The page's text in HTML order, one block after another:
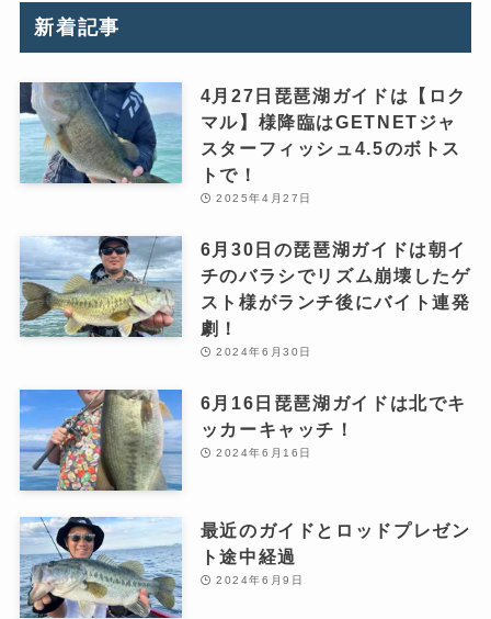
新着記事
4月27日琵琶湖ガイドは【ロク
マル】様降臨はGETNETジャ
スターフィッシュ4.5のボトス
トで！
2025年4月27日
6月30日の琵琶湖ガイドは朝イ
チのバラシでリズム崩壊したゲ
スト様がランチ後にバイト連発
劇！
2024年6月30日
6月16日琵琶湖ガイドは北でキ
ッカーキャッチ！
2024年6月16日
最近のガイドとロッドプレゼン
ト途中経過
2024年6月9日